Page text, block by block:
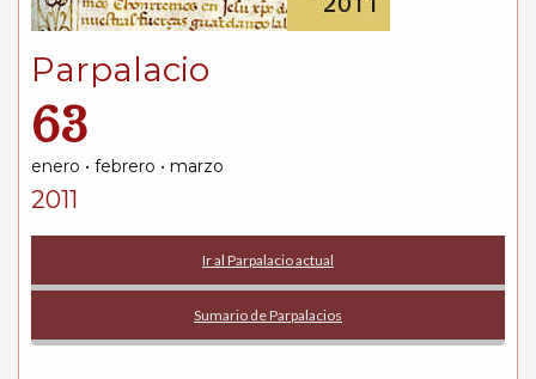
Parpalacio
63
enero • febrero • marzo
2011
Ir al Parpalacio actual
Sumario de Parpalacios